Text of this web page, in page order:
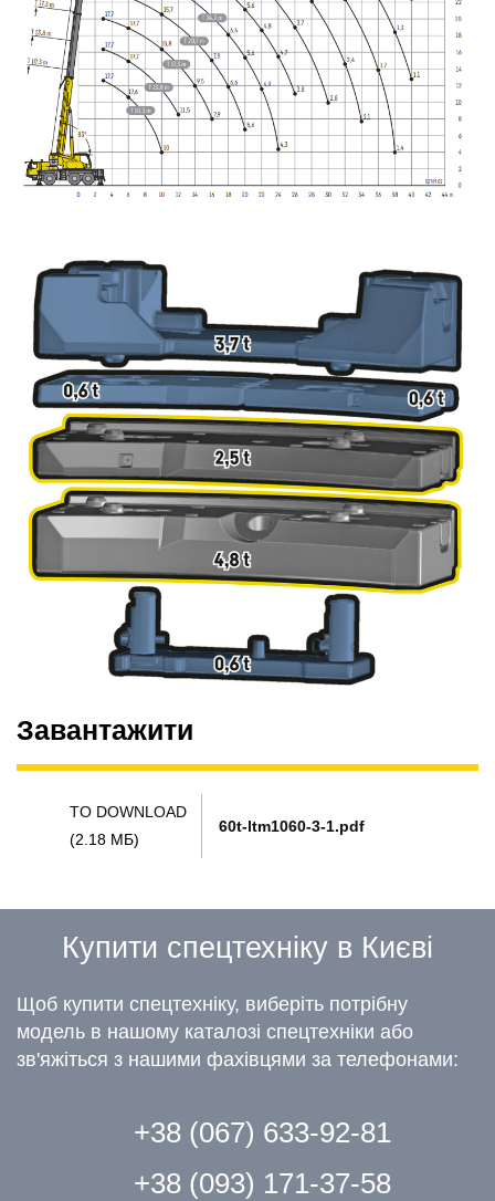
Завантажити
TO DOWNLOAD
(2.18 МБ)
60t-ltm1060-3-1.pdf
Купити спецтехніку в Києві
Щоб купити спецтехніку, виберіть потрібну
модель в нашому каталозі спецтехніки або
зв'яжіться з нашими фахівцями за телефонами:
+38 (067) 633-92-81
+38 (093) 171-37-58